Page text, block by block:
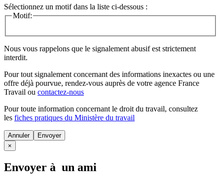
Sélectionnez un motif dans la liste ci-dessous :
Motif:
Nous vous rappelons que le signalement abusif est strictement
interdit.
Pour tout signalement concernant des informations inexactes ou une
offre déjà pourvue, rendez-vous auprès de votre agence France
Travail ou contactez-nous
Pour toute information concernant le droit du travail, consultez
les fiches pratiques du Ministère du travail
Annuler
×
Envoyer à un ami